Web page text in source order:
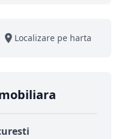
Localizare pe harta